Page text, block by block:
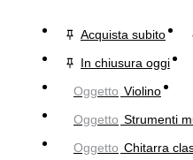
Acquista subito
In chiusura oggi
Oggetto Violino
Oggetto Strumenti
Oggetto Chitarra